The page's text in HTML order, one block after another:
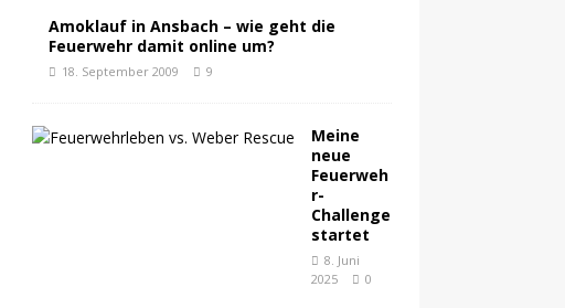
Amoklauf in Ansbach – wie geht die
Feuerwehr damit online um?
18. September 2009 9
Meine
neue
Feuerweh
r-
Challenge
startet
8. Juni
2025
0